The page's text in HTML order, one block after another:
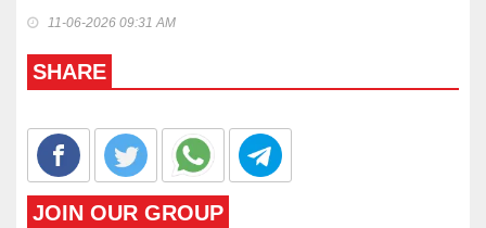
11-06-2026 09:31 AM
SHARE
JOIN OUR GROUP